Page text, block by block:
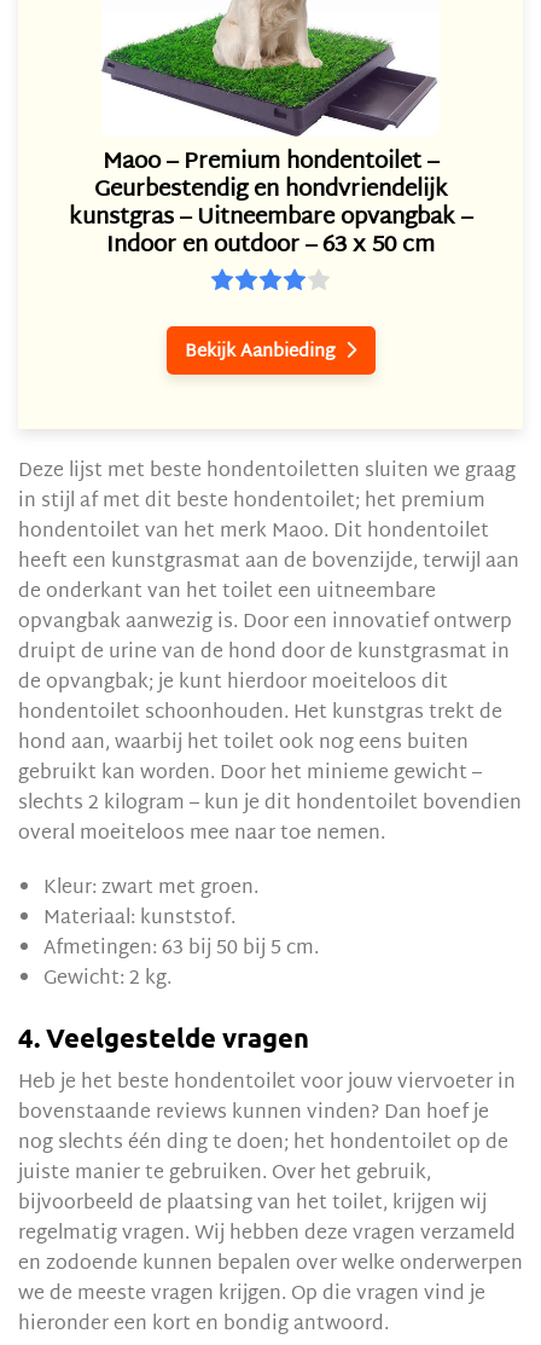
Maoo – Premium hondentoilet –
Geurbestendig en hondvriendelijk
kunstgras – Uitneembare opvangbak –
Indoor en outdoor – 63 x 50 cm
Bekijk Aanbieding 
Deze lijst met beste hondentoiletten sluiten we graag
in stijl af met dit beste hondentoilet; het premium
hondentoilet van het merk Maoo. Dit hondentoilet
heeft een kunstgrasmat aan de bovenzijde, terwijl aan
de onderkant van het toilet een uitneembare
opvangbak aanwezig is. Door een innovatief ontwerp
druipt de urine van de hond door de kunstgrasmat in
de opvangbak; je kunt hierdoor moeiteloos dit
hondentoilet schoonhouden. Het kunstgras trekt de
hond aan, waarbij het toilet ook nog eens buiten
gebruikt kan worden. Door het minieme gewicht –
slechts 2 kilogram – kun je dit hondentoilet bovendien
overal moeiteloos mee naar toe nemen.
Kleur: zwart met groen.
Materiaal: kunststof.
Afmetingen: 63 bij 50 bij 5 cm.
Gewicht: 2 kg.
4. Veelgestelde vragen
Heb je het beste hondentoilet voor jouw viervoeter in
bovenstaande reviews kunnen vinden? Dan hoef je
nog slechts één ding te doen; het hondentoilet op de
juiste manier te gebruiken. Over het gebruik,
bijvoorbeeld de plaatsing van het toilet, krijgen wij
regelmatig vragen. Wij hebben deze vragen verzameld
en zodoende kunnen bepalen over welke onderwerpen
we de meeste vragen krijgen. Op die vragen vind je
hieronder een kort en bondig antwoord.